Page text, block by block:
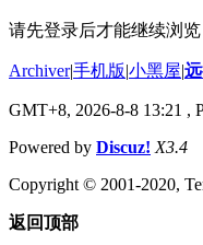
请先登录后才能继续浏览
Archiver|手机版|小黑屋|
GMT+8, 2026-8-8 13:21 ,
Powered by Discuz! X3.4
Copyright © 2001-2020,
返回顶部